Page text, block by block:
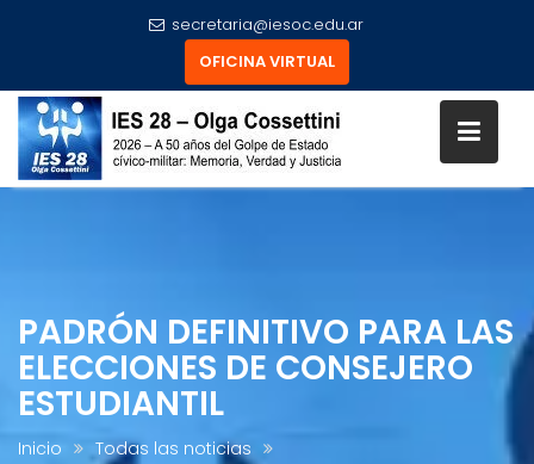
secretaria@iesoc.edu.ar
OFICINA VIRTUAL
PADRÓN DEFINITIVO PARA LAS
ELECCIONES DE CONSEJERO
ESTUDIANTIL
Inicio
Todas las noticias